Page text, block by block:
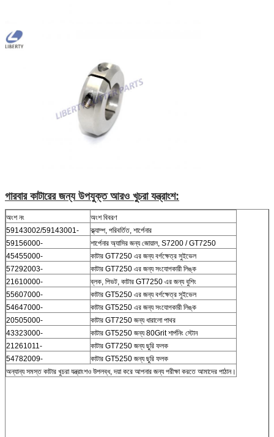
গারবার কাটারের জন্য উপযুক্ত আরও খুচরা যন্ত্রাংশ:
অংশ নং
অংশ বিবরণ
59143002/59143001-
ক্ল্যাম্প, পরিবর্তিত, শার্পেনার
59156000-
শার্পেনার অ্যাসির জন্য জোয়াল, S7200 / GT7250
45455000-
কাটার GT7250 এর জন্য বর্গক্ষেত্র সুইভেল
57292003-
কাটার GT7250 এর জন্য সংযোগকারী লিঙ্ক
21610000-
ব্লক, পিভট, কাটার GT7250 এর জন্য বুশিং
55607000-
কাটার GT5250 এর জন্য বর্গক্ষেত্র সুইভেল
54647000-
কাটার GT5250 এর জন্য সংযোগকারী লিঙ্ক
20505000-
কাটার GT7250 জন্য ধারালো পাথর
43323000-
কাটার GT5250 জন্য 80Grit শার্পনিং স্টোন
21261011-
কাটার GT7250 জন্য ছুরি ফলক
54782009-
কাটার GT5250 জন্য ছুরি ফলক
অন্যান্য সমস্ত কাটার খুচরা যন্ত্রাংশও উপলব্ধ, দয়া করে আপনার জন্য পরীক্ষা করতে আমাদের পাঠান।